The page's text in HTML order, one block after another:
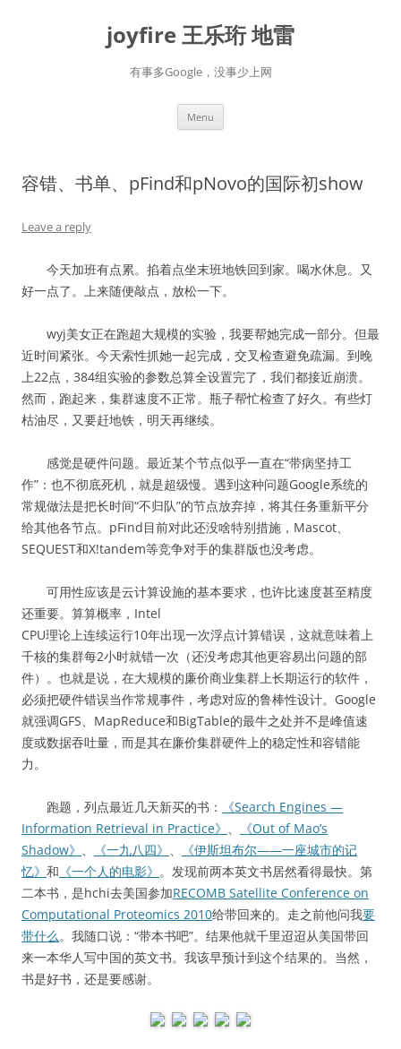
joyfire 王乐珩 地雷
有事多Google，没事少上网
Menu
容错、书单、pFind和pNovo的国际初show
Leave a reply
今天加班有点累。掐着点坐末班地铁回到家。喝水休息。又
好一点了。上来随便敲点，放松一下。
wyj美女正在跑超大规模的实验，我要帮她完成一部分。但最
近时间紧张。今天索性抓她一起完成，交叉检查避免疏漏。到晚
上22点，384组实验的参数总算全设置完了，我们都接近崩溃。
然而，跑起来，集群速度不正常。瓶子帮忙检查了好久。有些灯
枯油尽，又要赶地铁，明天再继续。
感觉是硬件问题。最近某个节点似乎一直在“带病坚持工
作”：也不彻底死机，就是超级慢。遇到这种问题Google系统的
常规做法是把长时间“不归队”的节点放弃掉，将其任务重新平分
给其他各节点。pFind目前对此还没啥特别措施，Mascot、
SEQUEST和X!tandem等竞争对手的集群版也没考虑。
可用性应该是云计算设施的基本要求，也许比速度甚至精度
还重要。算算概率，Intel
CPU理论上连续运行10年出现一次浮点计算错误，这就意味着上
千核的集群每2小时就错一次（还没考虑其他更容易出问题的部
件）。也就是说，在大规模的廉价商业集群上长期运行的软件，
必须把硬件错误当作常规事件，考虑对应的鲁棒性设计。Google
就强调GFS、MapReduce和BigTable的最牛之处并不是峰值速
度或数据吞吐量，而是其在廉价集群硬件上的稳定性和容错能
力。
跑题，列点最近几天新买的书：
《Search Engines —
Information Retrieval in Practice》 、
《Out of Mao’s
Shadow》 、 《一九八四》 、
《伊斯坦布尔——一座城市的记
忆》 和 《一个人的电影》 。发现前两本英文书居然看得最快。第
二本书，是hchi去美国参加RECOMB Satellite Conference on
Computational Proteomics 2010给带回来的。走之前他问我要
带什么。我随口说：“带本书吧”。结果他就千里迢迢从美国带回
来一本华人写中国的英文书。我该早预计到这个结果的。当然，
书是好书，还是要感谢。